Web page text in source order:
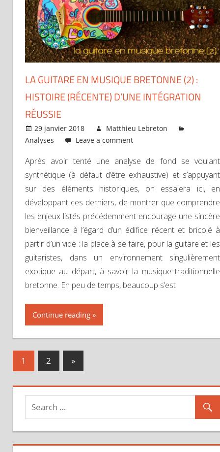
LA GUITARE EN MUSIQUE BRETONNE (2) :
HISTOIRE (RÉCENTE) D’UNE INTÉGRATION
RÉUSSIE
29 janvier 2018
Matthieu Lebreton
Analyses
Leave a comment
Après avoir tenté une analyse de fond se voulant
synthétique (à défaut d’être exhaustive) et s’appuyant
sur des éléments historiques, on essaiera ici, en
développant ces derniers, de montrer que comprendre
les enjeux listés précédemment encourage une sincère
bienveillance à l’égard d’un édifice récent et bricolé à
partir d’un vide : la place à se faire, pour la guitare et les
guitaristes, dans un environnement singulièrement
exotique au départ, à savoir la musique traditionnelle
bretonne. En peu de temps, beaucoup s’est
Continue reading
Navigation
des
articles
1 2
Next
Posts
»